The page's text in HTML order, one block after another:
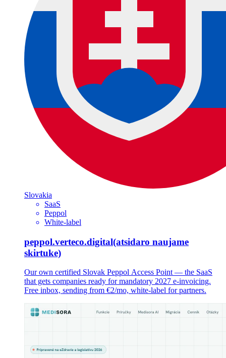
Slovakia
SaaS
Peppol
White-label
peppol.verteco.digital(atsidaro naujame
skirtuke)
Our own certified Slovak Peppol Access Point — the SaaS
that gets companies ready for mandatory 2027 e-invoicing.
Free inbox, sending from €2/mo, white-label for partners.